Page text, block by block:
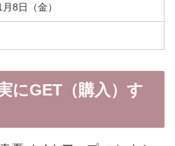
8日（金）
にGET（購入）す